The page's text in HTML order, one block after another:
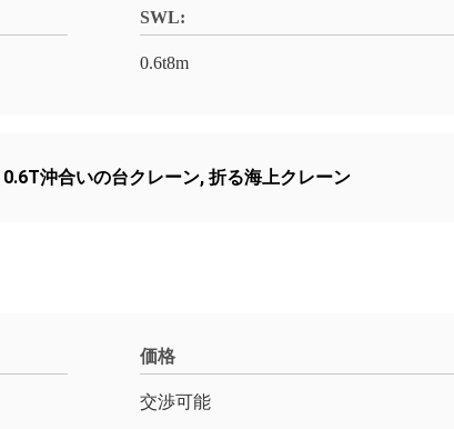
SWL:
0.6t8m
0.6T沖合いの台クレーン, 折る海上クレーン
価格
交渉可能